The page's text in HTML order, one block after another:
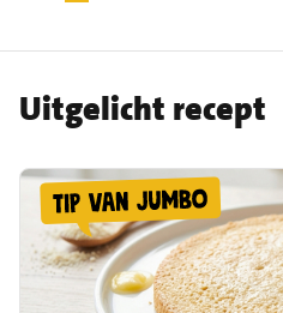
Uitgelicht recept